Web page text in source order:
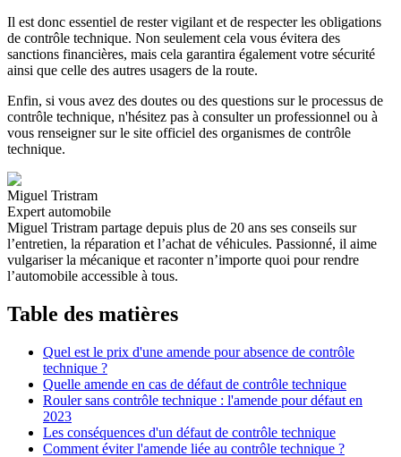
Il est donc essentiel de rester vigilant et de respecter les obligations
de contrôle technique. Non seulement cela vous évitera des
sanctions financières, mais cela garantira également votre sécurité
ainsi que celle des autres usagers de la route.
Enfin, si vous avez des doutes ou des questions sur le processus de
contrôle technique, n'hésitez pas à consulter un professionnel ou à
vous renseigner sur le site officiel des organismes de contrôle
technique.
Miguel Tristram
Expert automobile
Miguel Tristram partage depuis plus de 20 ans ses conseils sur
l’entretien, la réparation et l’achat de véhicules. Passionné, il aime
vulgariser la mécanique et raconter n’importe quoi pour rendre
l’automobile accessible à tous.
Table des matières
Quel est le prix d'une amende pour absence de contrôle
technique ?
Quelle amende en cas de défaut de contrôle technique
Rouler sans contrôle technique : l'amende pour défaut en
2023
Les conséquences d'un défaut de contrôle technique
Comment éviter l'amende liée au contrôle technique ?